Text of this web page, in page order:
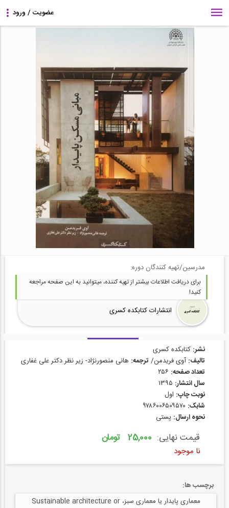
مدرسین/تهیه کنندگان دوره:
برای دریافت اطلاعات بیشتر از تهیه کننده، میتوانید به این صفحه مراجعه
کنید!
انتشارات کتابکده کسری
نشر: کتابکده کسری
تالیف: آوی فریدمن/ ترجمه: هانی منصورنژاد- زیر نظر دکتر علی غفاری
تعداد صفحه:
سال انتشار:
نوبت چاپ: اول
شابک:
نحوه ارسال: پستی
قیمت نهایی: 25,000 تومان
نا موجود
برچسب ها:
معماری پایدار یا معماری سبز، Sustainable architecture or